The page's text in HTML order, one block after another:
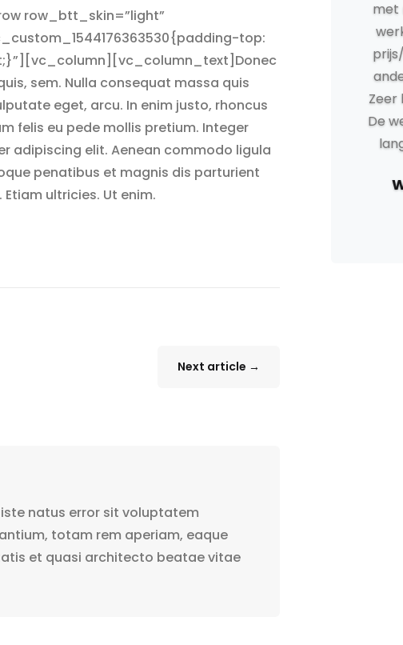
row_btt_skin=”light”
top:
sem. Nulla consequat massa quis
eget, arcu. In enim justo, rhoncus
felis eu pede mollis pretium. Integer
adipiscing elit. Aenean commodo ligula
penatibus et magnis dis parturient
ultricies. Ut enim.
Next article →
natus error sit voluptatem
totam rem aperiam, eaque
et quasi architecto beatae vitae